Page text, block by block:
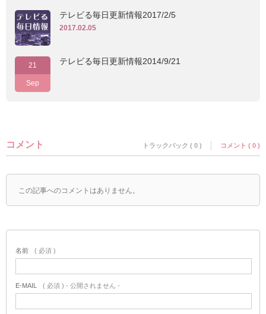
テレビる毎日更新情報2017/2/5
2017.02.05
21
Sep
テレビる毎日更新情報2014/9/21
コメント トラックバック ( 0 ) コメント ( 0 )
この記事へのコメントはありません。
名前 ( 必須 )
E-MAIL ( 必須 ) - 公開されません -